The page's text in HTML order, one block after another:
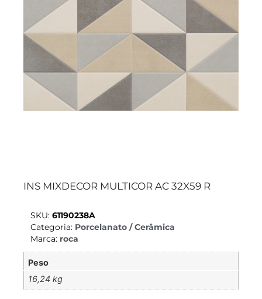
INS MIXDECOR MULTICOR AC 32X59 R
SKU: 61190238A
Categoria: Porcelanato / Cerâmica
Marca: roca
Peso
16,24 kg